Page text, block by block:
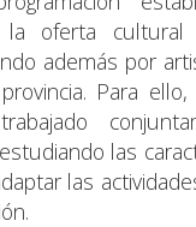
la oferta
además por
Para
las
las